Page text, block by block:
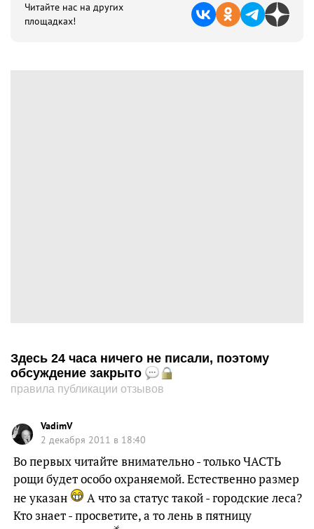
Читайте нас на других
площадках!
Здесь 24 часа ничего не писали, поэтому
обсуждение закрыто
правила публикации отзывов
VadimV
2 декабря 2011 в 18:40
Во первых читайте внимательно - только ЧАСТЬ
рощи будет особо охраняемой. Естественно размер
не указан
А что за статус такой - городские леса?
Кто знает - просветите, а то лень в пятницу